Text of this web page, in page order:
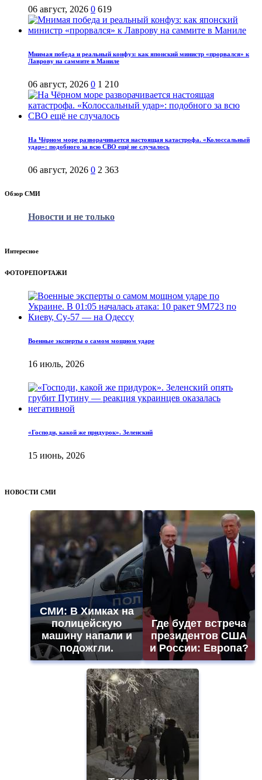
06 август, 2026 0 619
Мнимая победа и реальный конфуз: как японский министр «прорвался» к
Лаврову на саммите в Маниле
06 август, 2026 0 1 210
На Чёрном море разворачивается настоящая катастрофа. «Колоссальный
удар»: подобного за всю СВО ещё не случалось
06 август, 2026 0 2 363
Обзор СМИ
Новости и не только
Интересное
ФОТОРЕПОРТАЖИ
Военные эксперты о самом мощном ударе
16 июль, 2026
«Господи, какой же придурок». Зеленский
15 июнь, 2026
НОВОСТИ СМИ
СМИ: В Химках на
полицейскую
машину напали и
подожгли.
Где будет встреча
президентов США
и России: Европа?